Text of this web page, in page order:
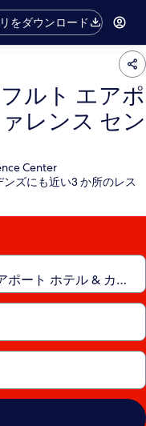
をダウンロード
ルト エアポ
レンス セン
Center
ズにも近い3 か所のレス